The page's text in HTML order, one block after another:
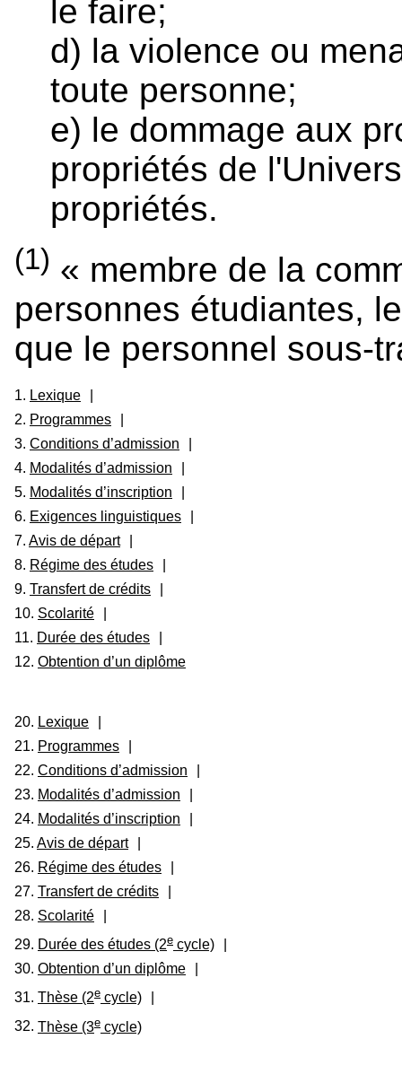
le faire;
d) la violence ou
toute personne;
e) le dommage aux
propriétés de
propriétés.
(1) « membre de la
personnes étudiantes,
que le personnel sous-
1. Lexique
2. Programmes
3. Conditions d’admission
4. Modalités d’admission
5. Modalités d’inscription
6. Exigences linguistiques
7. Avis de départ
8. Régime des études
9. Transfert de crédits
10. Scolarité
11. Durée des études
12. Obtention d’un diplôme
20. Lexique
21. Programmes
22. Conditions d’admission
23. Modalités d’admission
24. Modalités d’inscription
25. Avis de départ
26. Régime des études
27. Transfert de crédits
28. Scolarité
29. Durée des études (2e cycle)
30. Obtention d’un diplôme
31. Thèse (2e cycle)
32. Thèse (3e cycle)